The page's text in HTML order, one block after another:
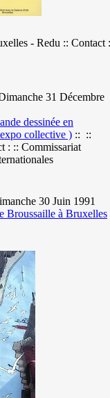
- Redu :: Contact :
31 Décembre
dessinée en
collective ) :: ::
: :: Commissariat
30 Juin 1991
Broussaille à Bruxelles